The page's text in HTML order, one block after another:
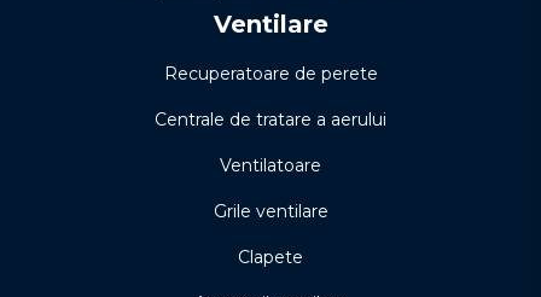
Ventilare
Recuperatoare de perete
Centrale de tratare a aerului
Ventilatoare
Grile ventilare
Clapete